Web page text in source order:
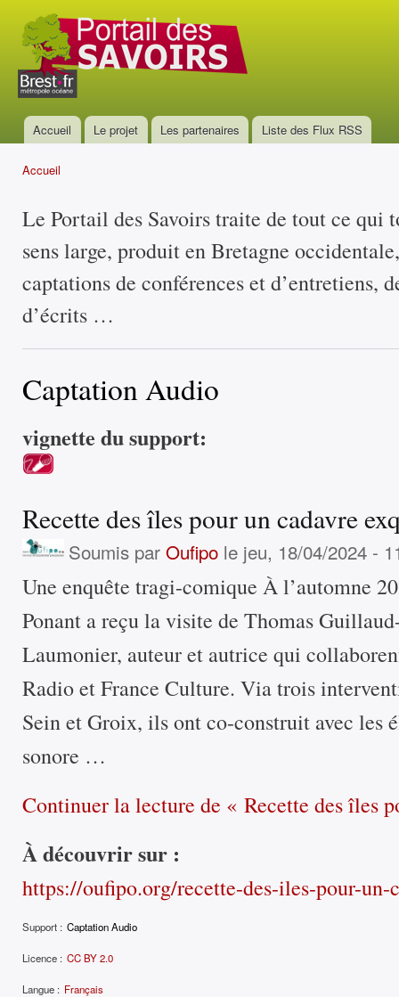
Portail
des
savoirs
Menu principal
Accueil Le projet Les partenaires Liste des Flux RSS
Accueil
Le Portail des Savoirs traite de tout ce qui
sens large, produit en Bretagne
captations de conférences et d’entretiens,
d’écrits …
Captation Audio
vignette du support:
Recette des îles pour un cadavre
Soumis par Oufipole jeu, 18/04/2024 -
Une enquête tragi-comique À l’automne
Ponant a reçu la visite de Thomas
Laumonier, auteur et autrice qui
Radio et France Culture. Via trois
Sein et Groix, ils ont co-construit avec les
sonore …
Continuer la lecture de « Recette des îles
À découvrir sur :
https://oufipo.org/recette-des-iles-pour-un-
Support : Captation Audio
Licence : CC BY 2.0
Langue : Français